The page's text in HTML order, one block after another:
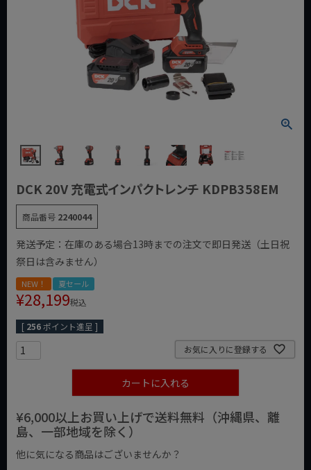
DCK 20V 充電式インパクトレンチ KDPB358EM
商品番号 2240044
発送予定：在庫のある場合13時までの注文で即日発送（土日祝
祭日は含みません）
NEW！ 夏セール
¥28,199税込
[ 256ポイント進呈 ]
お気に入りに登録する
カートに入れる
¥6,000以上お買い上げで送料無料（沖縄県、離
島、一部地域を除く）
他に気になる商品はございませんか？